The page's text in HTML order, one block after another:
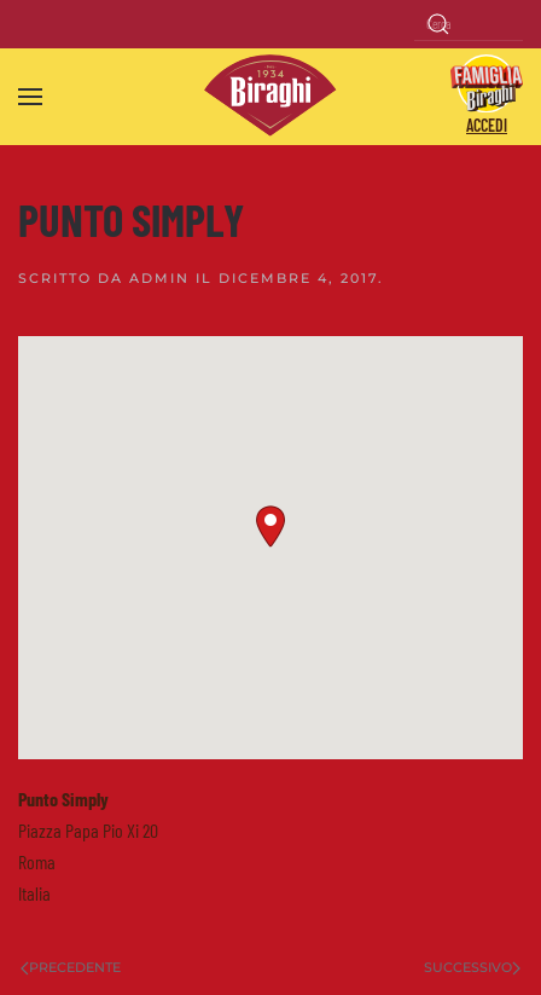
Skip to main content
ACCEDI
PUNTO SIMPLY
SCRITTO DA ADMIN IL DICEMBRE 4, 2017.
Punto Simply
Piazza Papa Pio Xi 20
Roma
Italia
PRECEDENTE SUCCESSIVO